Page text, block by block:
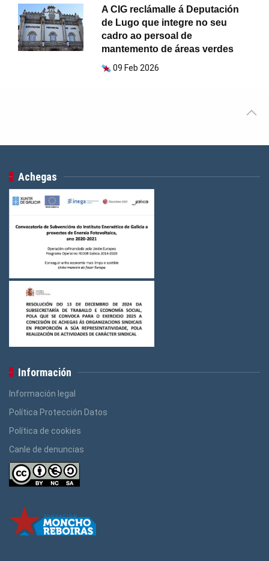
A CIG reclámalle á Deputación
de Lugo que integre no seu
cadro ao persoal de
mantemento de áreas verdes
09 Feb 2026
Achegas
Información
Información legal
Política Protección Datos
Política de cookies
Canle de denuncias